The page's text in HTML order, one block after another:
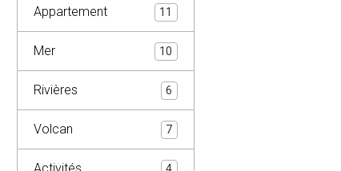
Appartement 11
Mer 10
Rivières 6
Volcan 7